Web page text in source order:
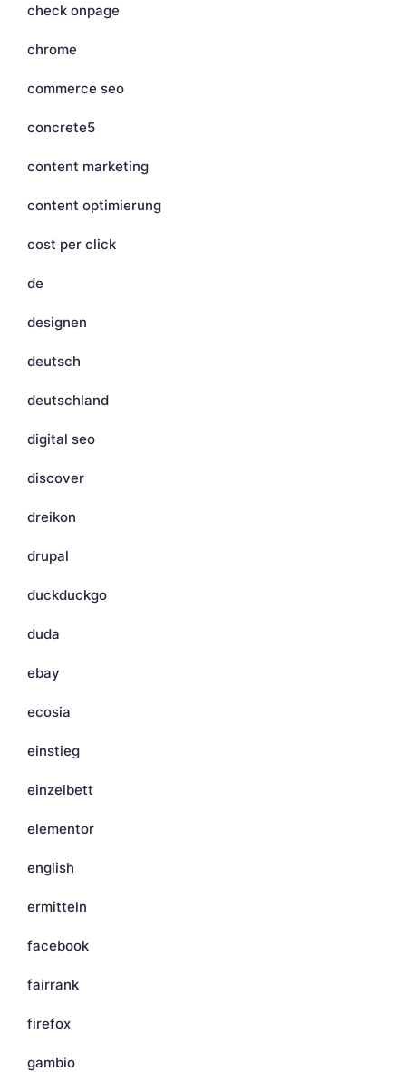
check onpage
chrome
commerce seo
concrete5
content marketing
content optimierung
cost per click
de
designen
deutsch
deutschland
digital seo
discover
dreikon
drupal
duckduckgo
duda
ebay
ecosia
einstieg
einzelbett
elementor
english
ermitteln
facebook
fairrank
firefox
gambio